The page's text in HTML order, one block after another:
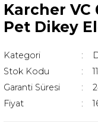
Karcher VC
Pet Dikey
Kategori
Stok Kodu
Garanti Süresi
Fiyat